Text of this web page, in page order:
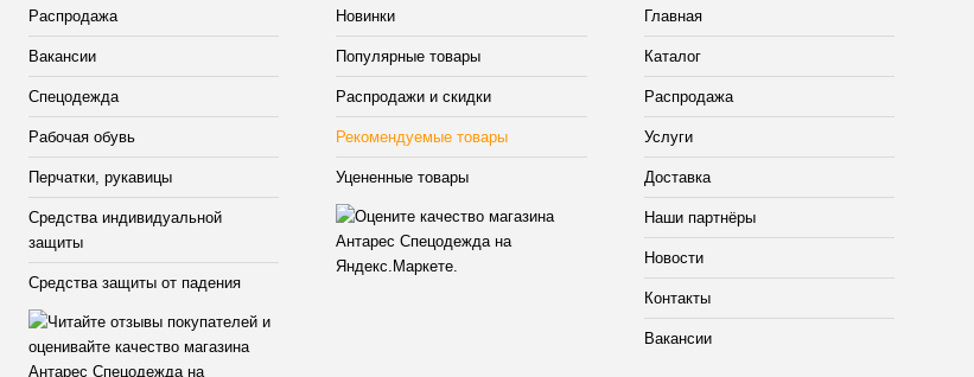
Распродажа
Вакансии
Спецодежда
Рабочая обувь
Перчатки, рукавицы
Средства индивидуальной
защиты
Средства защиты от падения
Новинки
Популярные товары
Распродажи и скидки
Рекомендуемые товары
Уцененные товары
Главная
Каталог
Распродажа
Услуги
Доставка
Наши партнёры
Новости
Контакты
Вакансии